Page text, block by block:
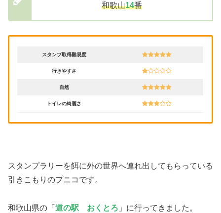
和歌山14番
スタンプ取得難易度
行きやすさ
自然
トイレの綺麗さ
スタンプラリーを餌に外の世界へ連れ出してもらっている
引きこもりのプニコです。
和歌山県の「 道の駅 おくとろ 」に行ってきました。